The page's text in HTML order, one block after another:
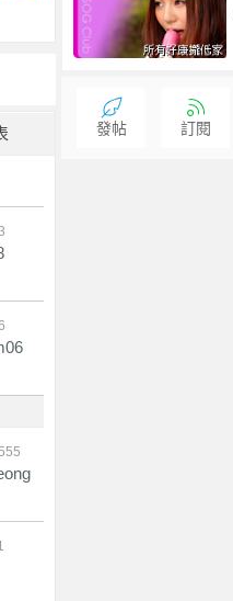
發帖 訂閱